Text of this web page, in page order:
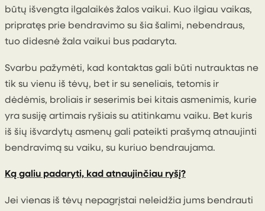
būtų išvengta ilgalaikės žalos vaikui. Kuo ilgiau vaikas,
pripratęs prie bendravimo su šia šalimi, nebendraus,
tuo didesnė žala vaikui bus padaryta.
Svarbu pažymėti, kad kontaktas gali būti nutrauktas ne
tik su vienu iš tėvų, bet ir su seneliais, tetomis ir
dėdėmis, broliais ir seserimis bei kitais asmenimis, kurie
yra susiję artimais ryšiais su atitinkamu vaiku. Bet kuris
iš šių išvardytų asmenų gali pateikti prašymą atnaujinti
bendravimą su vaiku, su kuriuo bendraujama.
Ką galiu padaryti, kad atnaujinčiau ryšį?
Jei vienas iš tėvų nepagrįstai neleidžia jums bendrauti